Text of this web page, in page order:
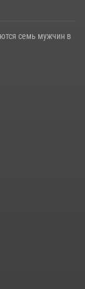
семь мужчин в